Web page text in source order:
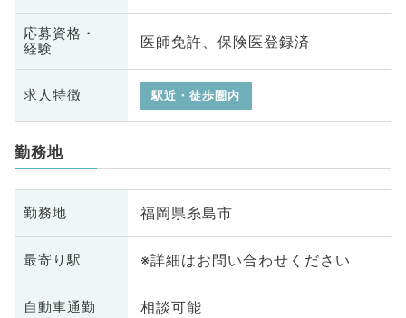
応募資格・
経験
医師免許、保険医登録済
求人特徴 駅近・徒歩圏内
勤務地
勤務地 福岡県糸島市
最寄り駅 ※詳細はお問い合わせください
自動車通勤 相談可能